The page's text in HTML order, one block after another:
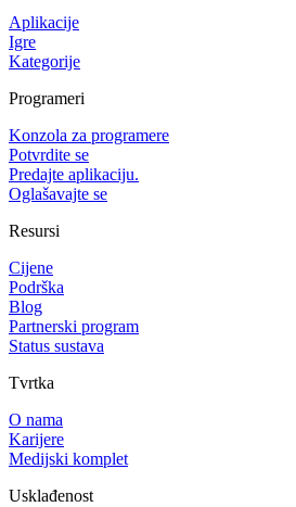
Aplikacije
Igre
Kategorije
Programeri
Konzola za programere
Potvrdite se
Predajte aplikaciju.
Oglašavajte se
Resursi
Cijene
Podrška
Blog
Partnerski program
Status sustava
Tvrtka
O nama
Karijere
Medijski komplet
Usklađenost